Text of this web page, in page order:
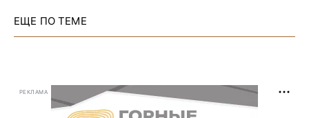
ЕЩЕ ПО ТЕМЕ
РЕКЛАМА